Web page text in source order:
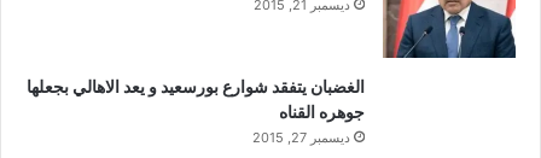
ديسمبر 21, 2015
الغضبان يتفقد شوارع بورسعيد و يعد الاهالي بجعلها
جوهره القناه
ديسمبر 27, 2015